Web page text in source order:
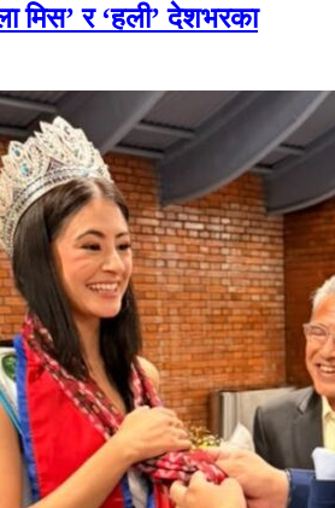
मिस’ र ‘हली’ देशभरका